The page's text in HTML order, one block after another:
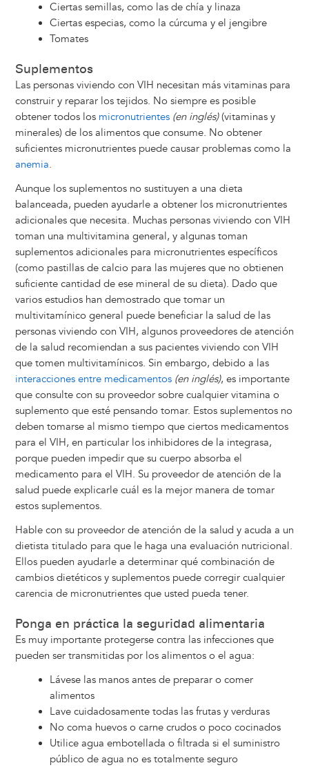
Ciertas semillas, como las de chía y linaza
Ciertas especias, como la cúrcuma y el jengibre
Tomates
Suplementos
Las personas viviendo con VIH necesitan más vitaminas para
construir y reparar los tejidos. No siempre es posible
obtener todos los micronutrientes (en inglés)(vitaminas y
minerales) de los alimentos que consume. No obtener
suficientes micronutrientes puede causar problemas como la
anemia.
Aunque los suplementos no sustituyen a una dieta
balanceada, pueden ayudarle a obtener los micronutrientes
adicionales que necesita. Muchas personas viviendo con VIH
toman una multivitamina general, y algunas toman
suplementos adicionales para micronutrientes específicos
(como pastillas de calcio para las mujeres que no obtienen
suficiente cantidad de ese mineral de su dieta). Dado que
varios estudios han demostrado que tomar un
multivitamínico general puede beneficiar la salud de las
personas viviendo con VIH, algunos proveedores de atención
de la salud recomiendan a sus pacientes viviendo con VIH
que tomen multivitamínicos. Sin embargo, debido a las
interacciones entre medicamentos (en inglés), es importante
que consulte con su proveedor sobre cualquier vitamina o
suplemento que esté pensando tomar. Estos suplementos no
deben tomarse al mismo tiempo que ciertos medicamentos
para el VIH, en particular los inhibidores de la integrasa,
porque pueden impedir que su cuerpo absorba el
medicamento para el VIH. Su proveedor de atención de la
salud puede explicarle cuál es la mejor manera de tomar
estos suplementos.
Hable con su proveedor de atención de la salud y acuda a un
dietista titulado para que le haga una evaluación nutricional.
Ellos pueden ayudarle a determinar qué combinación de
cambios dietéticos y suplementos puede corregir cualquier
carencia de micronutrientes que usted pueda tener.
Ponga en práctica la seguridad alimentaria
Es muy importante protegerse contra las infecciones que
pueden ser transmitidas por los alimentos o el agua:
Lávese las manos antes de preparar o comer
alimentos
Lave cuidadosamente todas las frutas y verduras
No coma huevos o carne crudos o poco cocinados
Utilice agua embotellada o filtrada si el suministro
público de agua no es totalmente seguro